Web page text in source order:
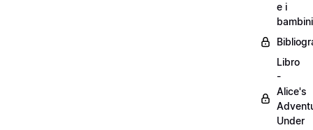
e i
bambini
Libro
-
Alice's
Under